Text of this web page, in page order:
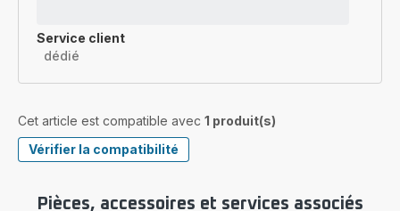
Service client
dédié
Cet article est compatible avec 1 produit(s)
Vérifier la compatibilité
Pièces, accessoires et services associés